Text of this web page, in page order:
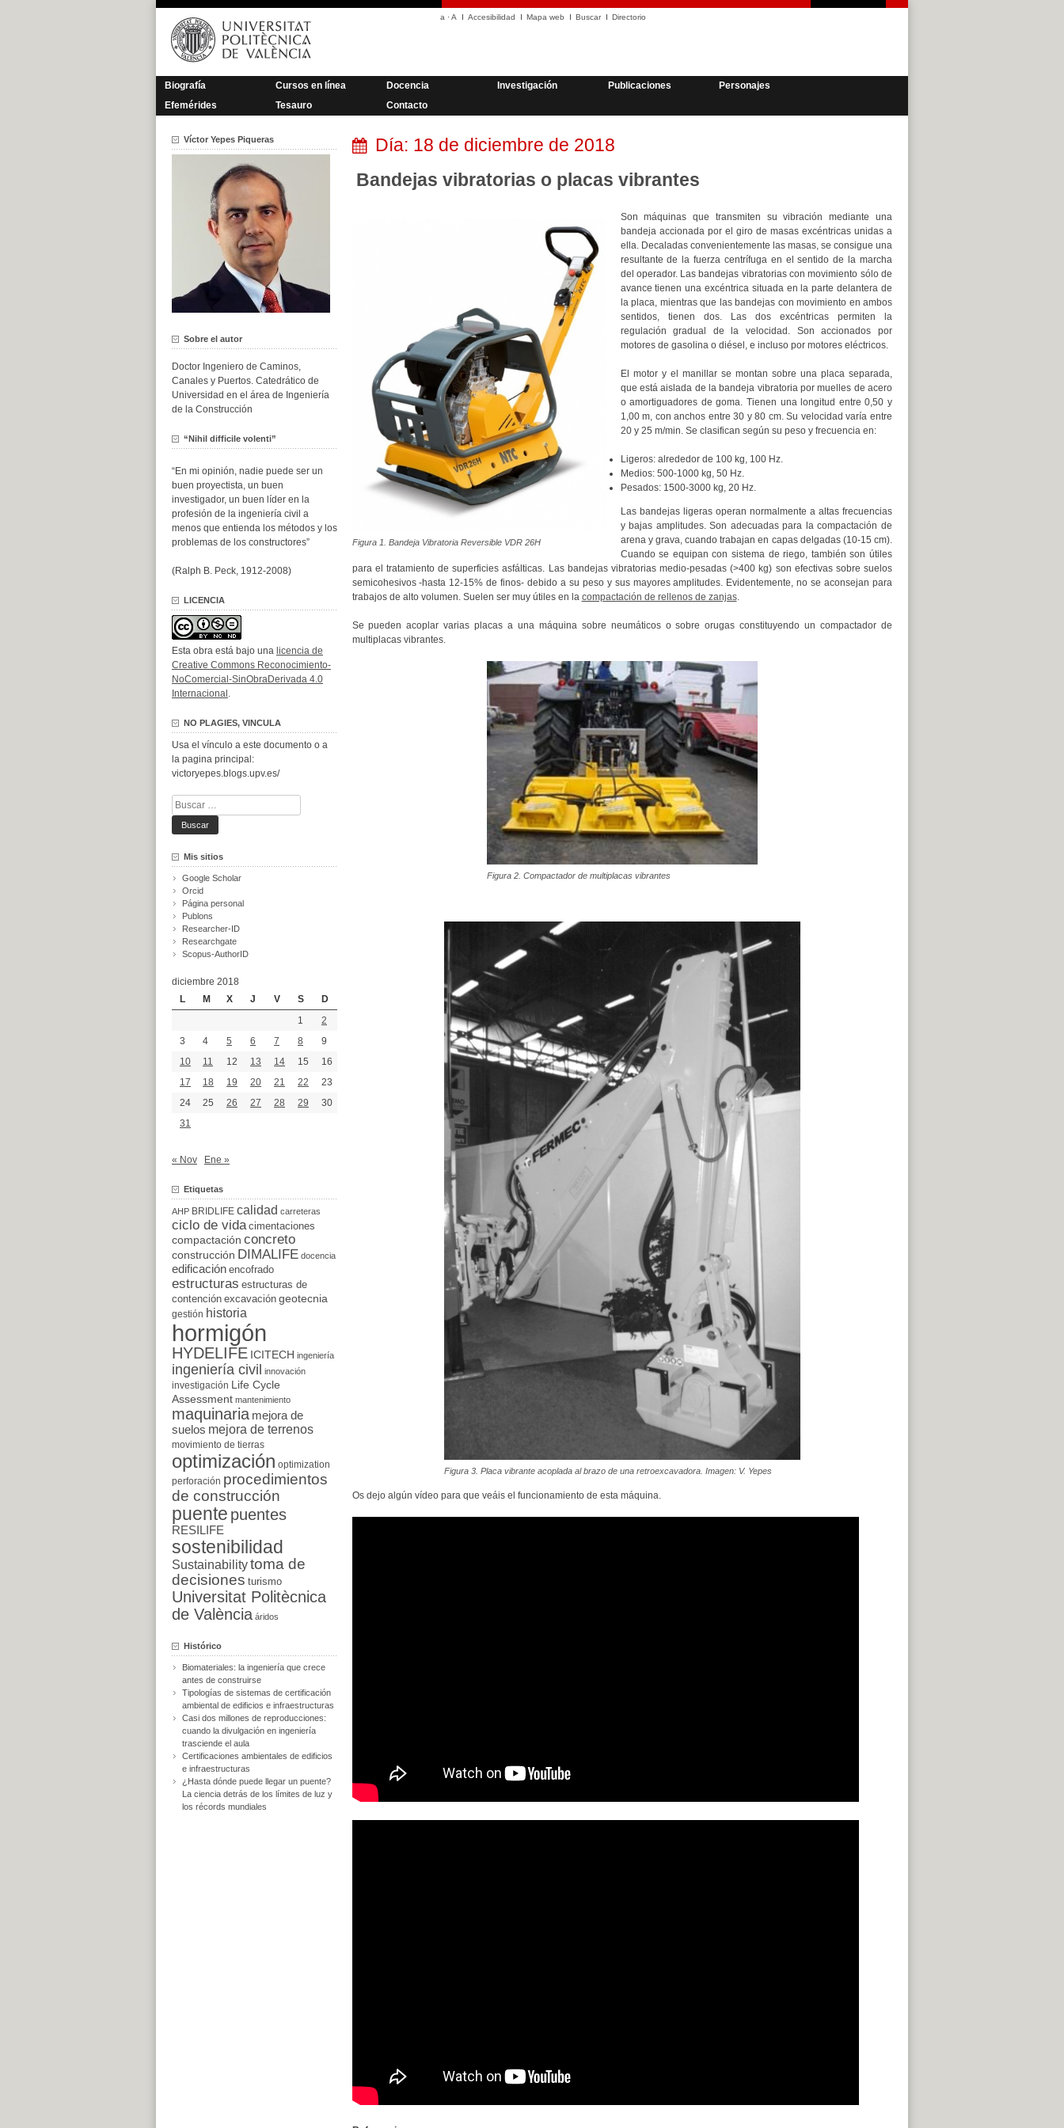
Saltar
contenido
a ·A Accesibilidad Mapa web Buscar Directorio
Biografía Cursos en línea Docencia Investigación Publicaciones
Personajes
Efemérides
Tesauro Contacto
Día: 18 de diciembre de 2018
Bandejas vibratorias o placas vibrantes
Figura 1. Bandeja Vibratoria Reversible VDR 26H
Son máquinas que transmiten su vibración mediante una
bandeja accionada por el giro de masas excéntricas unidas a
ella. Decaladas convenientemente las masas, se consigue una
resultante de la fuerza centrífuga en el sentido de la marcha
del operador. Las bandejas vibratorias con movimiento sólo de
avance tienen una excéntrica situada en la parte delantera de
la placa, mientras que las bandejas con movimiento en ambos
sentidos, tienen dos. Las dos excéntricas permiten la
regulación gradual de la velocidad. Son accionados por
motores de gasolina o diésel, e incluso por motores eléctricos.
El motor y el manillar se montan sobre una placa separada,
que está aislada de la bandeja vibratoria por muelles de acero
o amortiguadores de goma. Tienen una longitud entre 0,50 y
1,00 m, con anchos entre 30 y 80 cm. Su velocidad varía entre
20 y 25 m/min. Se clasifican según su peso y frecuencia en:
Ligeros: alrededor de 100 kg, 100 Hz.
Medios: 500-1000 kg, 50 Hz.
Pesados: 1500-3000 kg, 20 Hz.
Las bandejas ligeras operan normalmente a altas frecuencias
y bajas amplitudes. Son adecuadas para la compactación de
arena y grava, cuando trabajan en capas delgadas (10-15 cm).
Cuando se equipan con sistema de riego, también son útiles
para el tratamiento de superficies asfálticas. Las bandejas vibratorias medio-pesadas (>400 kg) son efectivas sobre suelos
semicohesivos -hasta 12-15% de finos- debido a su peso y sus mayores amplitudes. Evidentemente, no se aconsejan para
trabajos de alto volumen. Suelen ser muy útiles en la compactación de rellenos de zanjas.
Se pueden acoplar varias placas a una máquina sobre neumáticos o sobre orugas constituyendo un compactador de
multiplacas vibrantes.
Figura 2. Compactador de multiplacas vibrantes
Figura 3. Placa vibrante acoplada al brazo de una retroexcavadora. Imagen: V. Yepes
Os dejo algún vídeo para que veáis el funcionamiento de esta máquina.
Víctor Yepes Piqueras
Sobre el autor
Doctor Ingeniero de Caminos,
Canales y Puertos. Catedrático de
Universidad en el área de Ingeniería
de la Construcción
“Nihil difficile volenti”
“En mi opinión, nadie puede ser un
buen proyectista, un buen
investigador, un buen líder en la
profesión de la ingeniería civil a
menos que entienda los métodos y los
problemas de los constructores”
(Ralph B. Peck, 1912-2008)
LICENCIA
Esta obra está bajo una licencia de
Creative Commons Reconocimiento-
NoComercial-SinObraDerivada 4.0
Internacional .
NO PLAGIES, VINCULA
Usa el vínculo a este documento o a
la pagina principal:
victoryepes.blogs.upv.es/
Buscar:
Mis sitios
Google Scholar
Orcid
Página personal
Publons
Researcher-ID
Researchgate
Scopus-AuthorID
diciembre 2018
L
M X J V S
D
1
2
3
4 5 6 7 8
9
10
11 12 13 14 15
16
17
18 19 20 21 22
23
24
25 26 27 28 29
30
31
« Nov Ene »
Etiquetas
AHP BRIDLIFE calidad carreteras
ciclo de vida cimentaciones
compactación concreto
construcción DIMALIFE docencia
edificación encofrado
estructuras estructuras de
contención excavación geotecnia
gestión historia
hormigón
HYDELIFE ICITECH ingeniería
ingeniería civil innovación
investigación
Life Cycle
Assessment mantenimiento
maquinaria mejora de
suelos mejora de terrenos
movimiento de tierras
optimización optimization
perforación procedimientos
de construcción
puente puentes
RESILIFE
sostenibilidad
Sustainabilitytoma de
decisiones turismo
Universitat Politècnica
de València áridos
Histórico
Biomateriales: la ingeniería que crece
antes de construirse
Tipologías de sistemas de certificación
ambiental de edificios e infraestructuras
Casi dos millones de reproducciones:
cuando la divulgación en ingeniería
trasciende el aula
Certificaciones ambientales de edificios
e infraestructuras
¿Hasta dónde puede llegar un puente?
La ciencia detrás de los límites de luz y
los récords mundiales